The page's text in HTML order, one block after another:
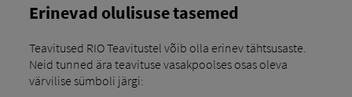
Erinevad olulisuse tasemed
Teavitused RIO Teavitustel võib olla erinev tähtsusaste.
Neid tunned ära teavituse vasakpoolses osas oleva
värvilise sümboli järgi: